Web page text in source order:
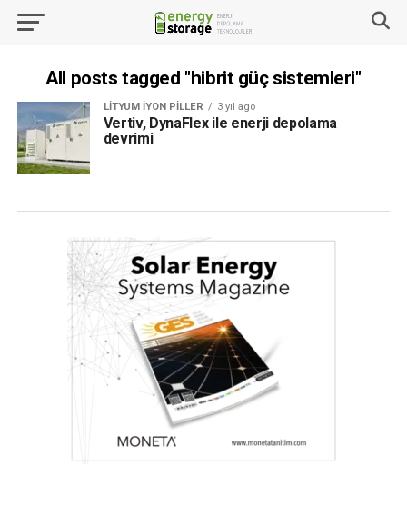
All posts tagged "hibrit güç sistemleri"
LITYUM İYON PILLER 3 yıl ago
Vertiv, DynaFlex ile enerji depolama
devrimi